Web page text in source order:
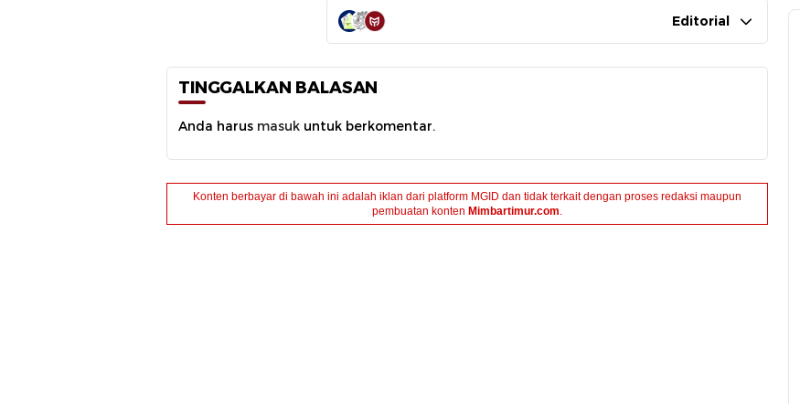
Editorial
TINGGALKAN BALASAN
Anda harus masuk untuk berkomentar.
Konten berbayar di bawah ini adalah iklan dari platform MGID dan tidak terkait dengan proses redaksi maupun
pembuatan konten Mimbartimur.com.